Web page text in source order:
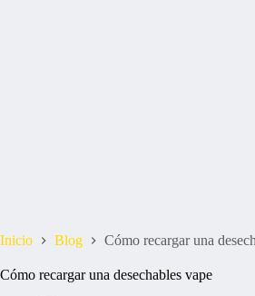
Inicio Blog Cómo recargar una
Cómo recargar una desechables vape